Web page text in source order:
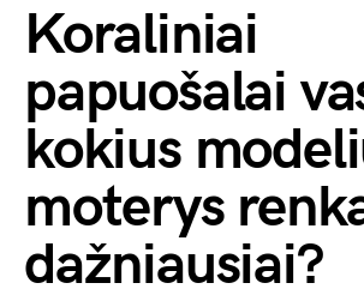
Koraliniai
papuošalai
kokius
moterys
dažniausiai?